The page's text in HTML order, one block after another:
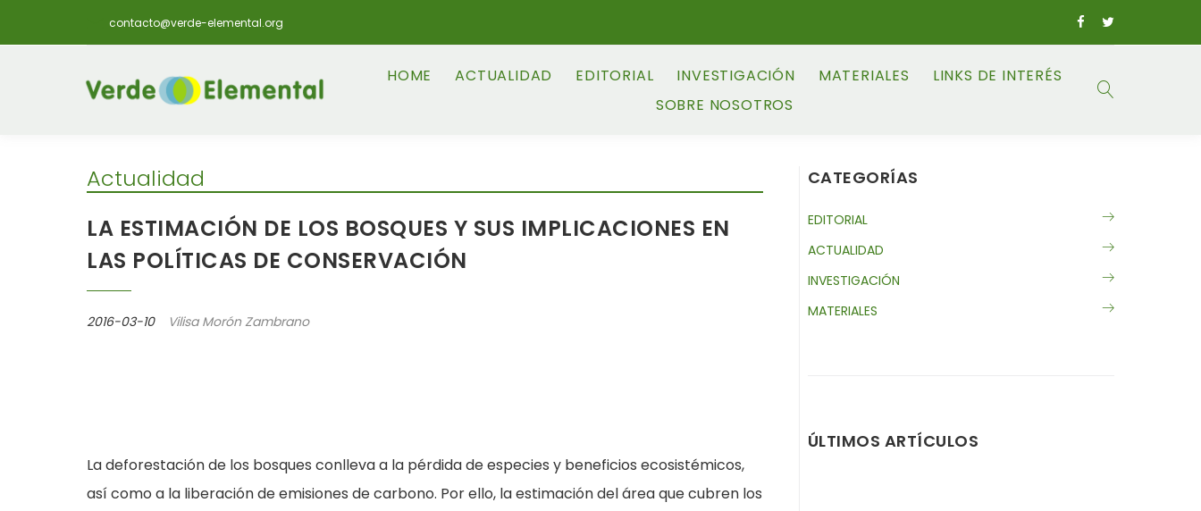
contacto@verde-elemental.org
HOME ACTUALIDAD EDITORIAL INVESTIGACIÓN MATERIALES
LINKS DE INTERÉS
SOBRE NOSOTROS
Actualidad
LA ESTIMACIÓN DE LOS BOSQUES Y SUS IMPLICACIONES EN
LAS POLÍTICAS DE CONSERVACIÓN
2016-03-10 Vilisa Morón Zambrano
La deforestación de los bosques conlleva a la pérdida de especies y beneficios ecosistémicos,
así como a la liberación de emisiones de carbono. Por ello, la estimación del área que cubren los
CATEGORÍAS
EDITORIAL
ACTUALIDAD
INVESTIGACIÓN
MATERIALES
ÚLTIMOS ARTÍCULOS